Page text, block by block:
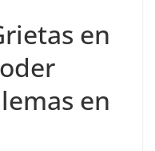
en
en